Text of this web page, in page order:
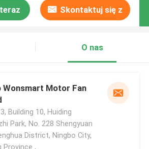
Skontaktuj się z
O nas
Wonsmart Motor Fan
Building 10, Huiding
Park, No. 228 Shengyuan
District, Ningbo City,
Province ,